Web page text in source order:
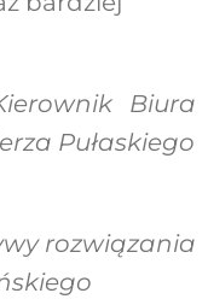
Biura
Pułaskiego
rozwiązania